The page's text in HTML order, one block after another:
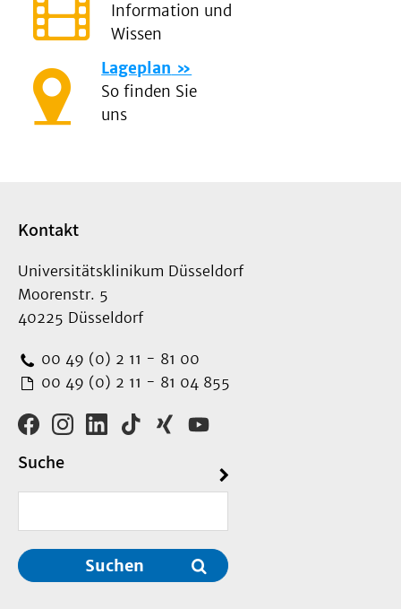
Information und
Wissen
Lageplan
So finden Sie
uns
Kontakt
Universitätsklinikum Düsseldorf
Moorenstr. 5
40225 Düsseldorf
00 49 (0) 2 11 - 81 00
00 49 (0) 2 11 - 81 04 855
Suche
Suchen